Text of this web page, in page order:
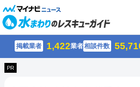
掲載業者 1,422業者相談件数
PR